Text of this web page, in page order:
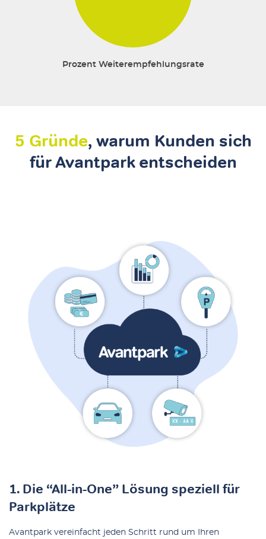
Prozent Weiterempfehlungsrate
5 Gründe, warum Kunden sich
für Avantpark entscheiden
1. Die “All-in-One” Lösung speziell für
Parkplätze
Avantpark vereinfacht jeden Schritt rund um Ihren